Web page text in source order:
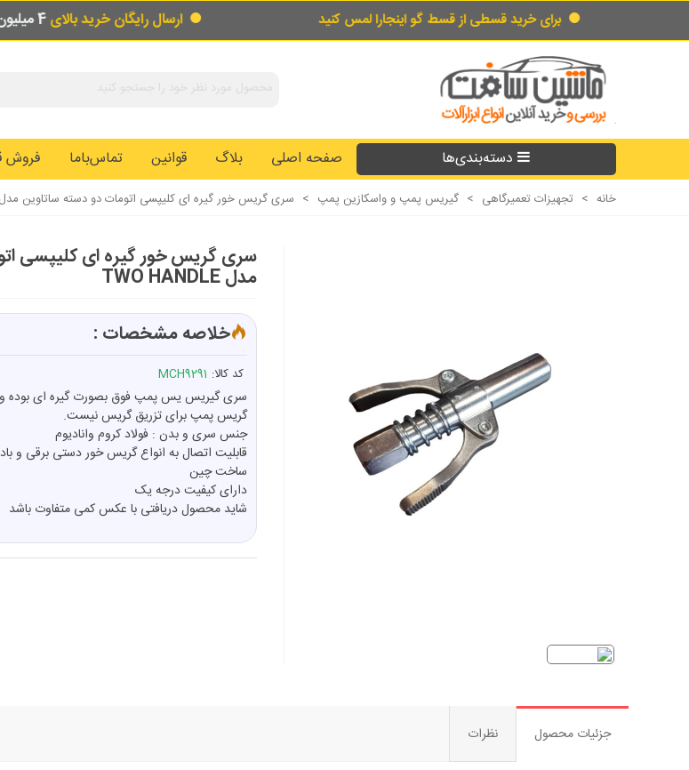
برای خرید قسطی از قسط گو اینجارا لمس کنید ارسال رایگان خرید بالای4 میلیون تومان با
دسته‌بندی‌ها صفحه اصلی بلاگ قوانین تماس‌باما فروش
خانه > تجهیزات تعمیرگاهی > گیریس پمپ و واسکازین پمپ > سری گریس خور گیره ای کلیپسی اتومات دو دسته ساتاوین مدل TWO HANDLE
سری گریس خور گیره ای کلیپسی
مدل TWO HANDLE
خلاصه مشخصات :
کد کالا: MCH9291
سری گیریس یس پمپ فوق بصورت گیره ای بوده و
گریس پمپ برای تزریق گریس نیست.
جنس سری و بدن : فولاد کروم وانادیوم
قابلیت اتصال به انواع گریس خور دستی برقی و
ساخت چین
دارای کیفیت درجه یک
شاید محصول دریافتی با عکس کمی متفاوت باشد
جزئیات محصول نظرات